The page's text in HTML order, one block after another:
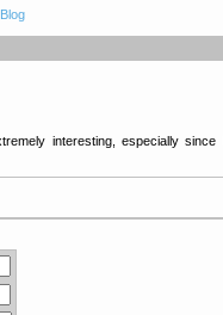
interesting, especially since